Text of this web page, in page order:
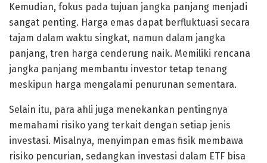
Kemudian, fokus pada tujuan jangka panjang menjadi
sangat penting. Harga emas dapat berfluktuasi secara
tajam dalam waktu singkat, namun dalam jangka
panjang, tren harga cenderung naik. Memiliki rencana
jangka panjang membantu investor tetap tenang
meskipun harga mengalami penurunan sementara.
Selain itu, para ahli juga menekankan pentingnya
memahami risiko yang terkait dengan setiap jenis
investasi. Misalnya, menyimpan emas fisik membawa
risiko pencurian, sedangkan investasi dalam ETF bisa